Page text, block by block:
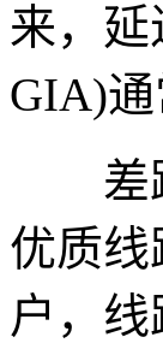
来，
GIA)
差距
优质线
户，线